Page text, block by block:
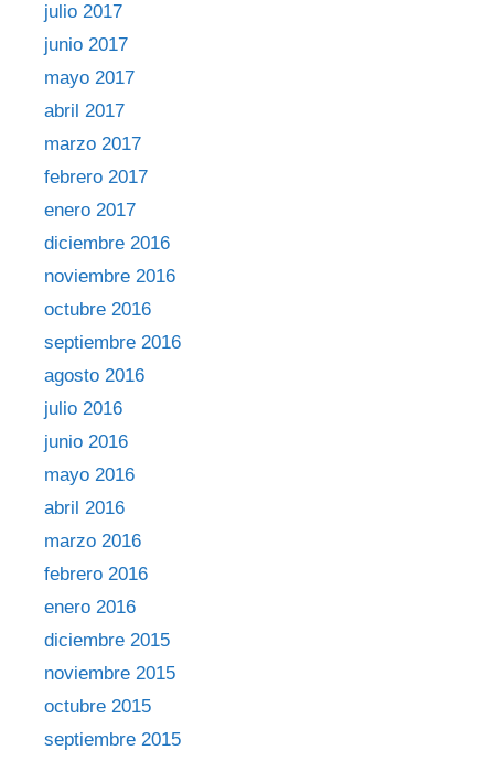
julio 2017
junio 2017
mayo 2017
abril 2017
marzo 2017
febrero 2017
enero 2017
diciembre 2016
noviembre 2016
octubre 2016
septiembre 2016
agosto 2016
julio 2016
junio 2016
mayo 2016
abril 2016
marzo 2016
febrero 2016
enero 2016
diciembre 2015
noviembre 2015
octubre 2015
septiembre 2015